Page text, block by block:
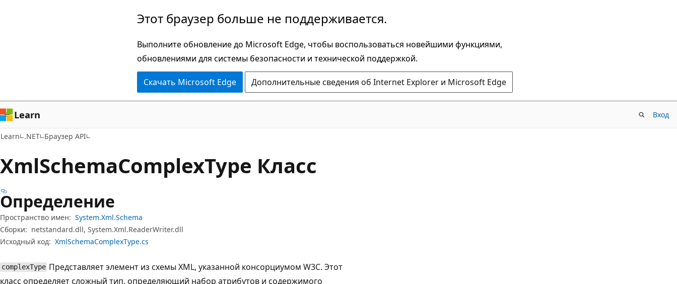
Этот браузер больше не поддерживается.
Выполните обновление до Microsoft Edge, чтобы воспользоваться новейшими функциями,
обновлениями для системы безопасности и технической поддержкой.
Скачать Microsoft Edge Дополнительные сведения об Internet Explorer и Microsoft Edge
Learn Вход
Learn .NET Браузер API
XmlSchemaComplexType Класс
Определение
Пространство имен: System.Xml.Schema
Сборки: netstandard.dll, System.Xml.ReaderWriter.dll
Исходный код: XmlSchemaComplexType.cs
complexType Представляет элемент из схемы XML, указанной консорциумом W3C. Этот
класс определяет сложный тип, определяющий набор атрибутов и содержимого